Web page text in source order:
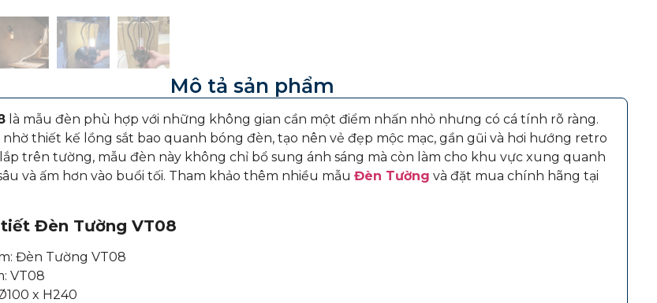
Mô tả sản phẩm
là mẫu đèn phù hợp với những không gian cần một điểm nhấn nhỏ nhưng có cá tính rõ ràng.
nhờ thiết kế lồng sắt bao quanh bóng đèn, tạo nên vẻ đẹp mộc mạc, gần gũi và hơi hướng retro
trên tường, mẫu đèn này không chỉ bổ sung ánh sáng mà còn làm cho khu vực xung quanh
và ấm hơn vào buổi tối. Tham khảo thêm nhiều mẫu Đèn Tường và đặt mua chính hãng tại
Đèn Tường VT08
Đèn Tường VT08
VT08
x H240